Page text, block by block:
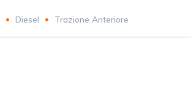
Diesel Trazione Anteriore